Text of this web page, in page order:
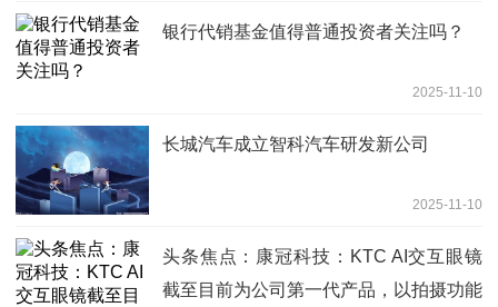
银行代销基金值得普通投资者关注吗？
2025-11-10
长城汽车成立智科汽车研发新公司
2025-11-10
头条焦点：康冠科技：KTC AI交互眼镜
截至目前为公司第一代产品，以拍摄功能